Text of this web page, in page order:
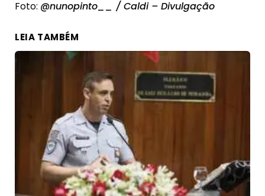
Foto: @nunopinto__ / Caldi – Divulgação
LEIA TAMBÉM